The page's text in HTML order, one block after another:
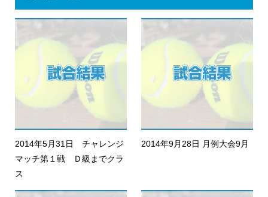
2014年5月31日 チャレンジ
マッチ第１戦 Ｄ級までクラ
ス
2014年9月28日 月例大会9月